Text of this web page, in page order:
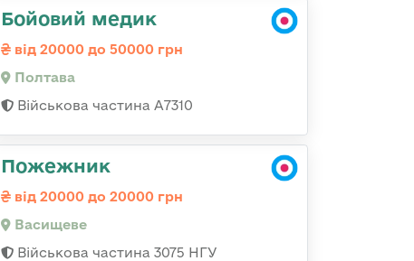
Бойовий медик
від 20000 до 50000 грн
Полтава
Військова частина A7310
Пожежник
від 20000 до 20000 грн
Васищеве
Військова частина 3075 НГУ